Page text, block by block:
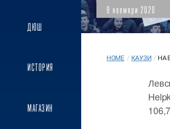
ДЮШ
ИСТОРИЯ
МАГАЗИН
9 ноември 2020
HOME / КАУЗИ / НА